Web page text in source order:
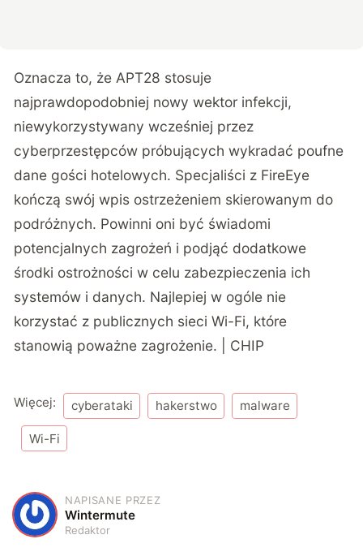
Oznacza to, że APT28 stosuje
najprawdopodobniej nowy wektor infekcji,
niewykorzystywany wcześniej przez
cyberprzestępców próbujących wykradać poufne
dane gości hotelowych. Specjaliści z FireEye
kończą swój wpis ostrzeżeniem skierowanym do
podróżnych. Powinni oni być świadomi
potencjalnych zagrożeń i podjąć dodatkowe
środki ostrożności w celu zabezpieczenia ich
systemów i danych. Najlepiej w ogóle nie
korzystać z publicznych sieci Wi-Fi, które
stanowią poważne zagrożenie. | CHIP
Więcej: cyberataki hakerstwo malware
Wi-Fi
W
NAPISANE PRZEZ
Wintermute
Redaktor